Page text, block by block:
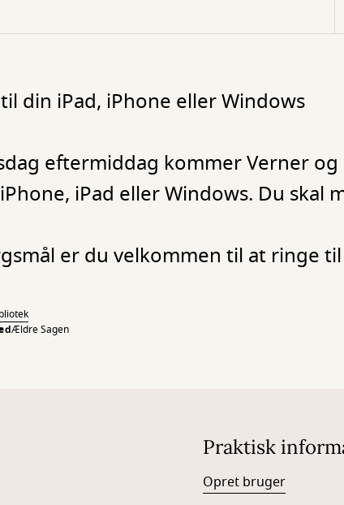
din iPad, iPhone eller Windows
eftermiddag kommer Verner
iPad eller Windows. Du
er du velkommen til at ringe
Ældre Sagen
Praktisk
Opret bruger